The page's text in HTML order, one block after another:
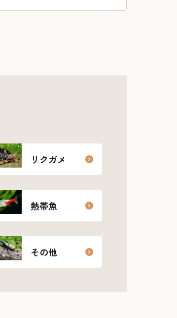
リクガメ
熱帯魚
その他